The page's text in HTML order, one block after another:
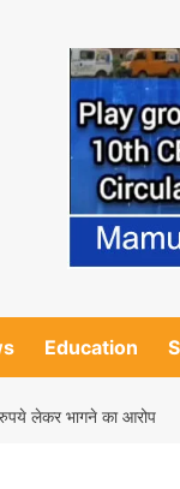
Education
रुपये लेकर भागने का आरोप